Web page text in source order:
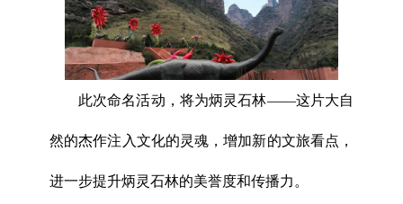
此次命名活动，将为炳灵石林——这片大自
然的杰作注入文化的灵魂，增加新的文旅看点，
进一步提升炳灵石林的美誉度和传播力。